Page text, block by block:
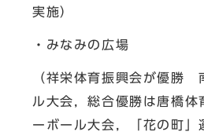
実施）
・みなみの広場
（祥栄体育振興会が優勝
ル大会，総合優勝は唐橋
ーボール大会，「花の町